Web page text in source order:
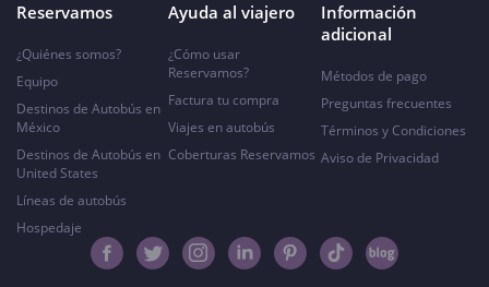
Reservamos
¿Quiénes somos?
Equipo
Destinos de Autobús en
México
Destinos de Autobús en
United States
Líneas de autobús
Hospedaje
Ayuda al viajero
¿Cómo usar
Reservamos?
Factura tu compra
Viajes en autobús
Coberturas Reservamos
Información
adicional
Métodos de pago
Preguntas frecuentes
Términos y Condiciones
Aviso de Privacidad